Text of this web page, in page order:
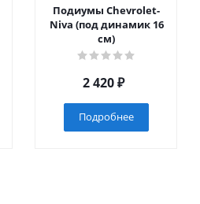
Подиумы Chevrolet-
Niva (под динамик 16
см)
2 420₽
Подробнее